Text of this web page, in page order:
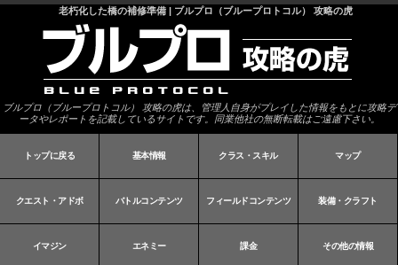
老朽化した橋の補修準備 | ブルプロ（ブループロトコル） 攻略の虎
ブルプロ（ブループロトコル） 攻略の虎は、管理人自身がプレイした情報をもとに攻略デ
ータやレポートを記載しているサイトです。同業他社の無断転載はご遠慮下さい。
トップに戻る 基本情報 クラス・スキル マップ
クエスト・アドボ バトルコンテンツ フィールドコンテンツ 装備・クラフト
イマジン エネミー 課金 その他の情報